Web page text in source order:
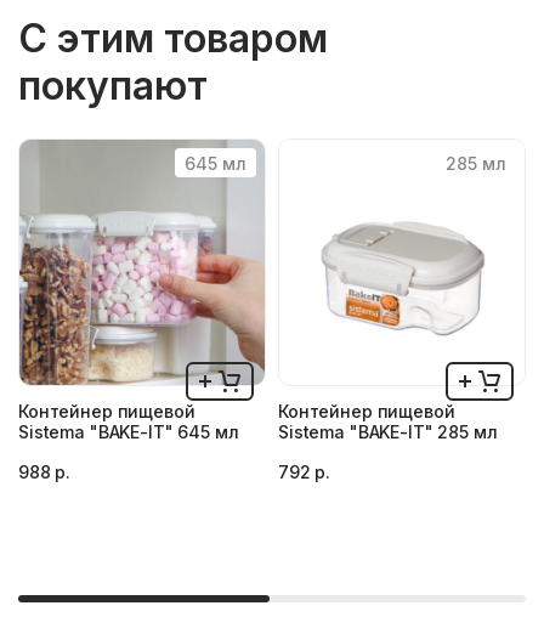
С этим товаром
покупают
645 мл
Контейнер пищевой
Sistema "BAKE-IT" 645 мл
988 р.
285 мл
Контейнер пищевой
Sistema "BAKE-IT" 285 мл
792 р.